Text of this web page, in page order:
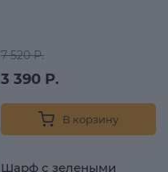
7 520 Р.
3 390 Р.
В корзину
Шарф с зелеными